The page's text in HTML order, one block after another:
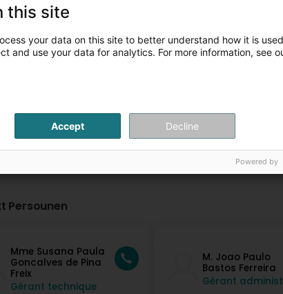
Persounen
Mme Susana Paula
Goncalves de Pina
Freix
Gérant technique
M. Joao Paulo
Bastos Ferreira
Gérant
this site
your data on this site to better understand how it is
and use your data for analytics. For more information, see
Accept Decline
Powered by